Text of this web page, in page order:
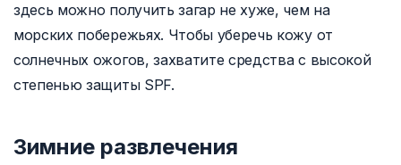
здесь можно получить загар не хуже, чем на
морских побережьях. Чтобы уберечь кожу от
солнечных ожогов, захватите средства с высокой
степенью защиты SPF.
Зимние развлечения